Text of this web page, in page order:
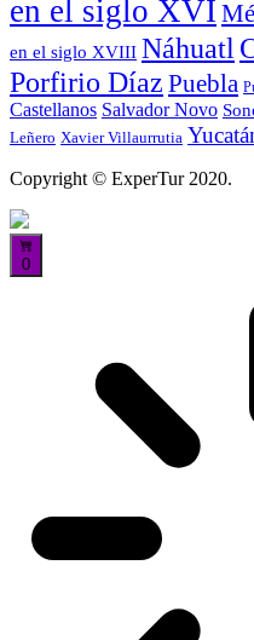
en el siglo XVI
en el siglo XVIII Náhuatl
Porfirio Díaz Puebla
Castellanos Salvador Novo
Leñero Xavier Villaurrutia
Copyright © ExperTur 2020.
0